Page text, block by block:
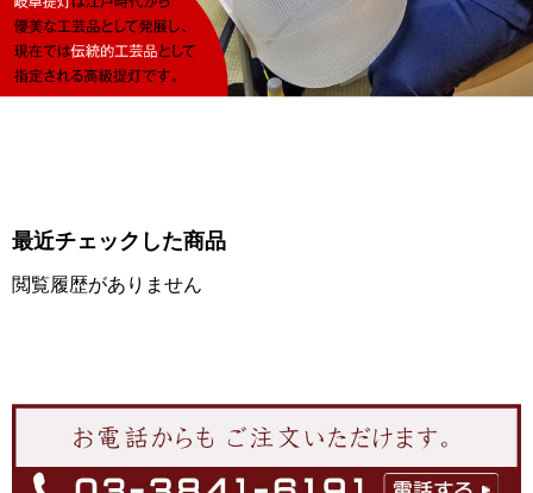
最近チェックした商品
閲覧履歴がありません